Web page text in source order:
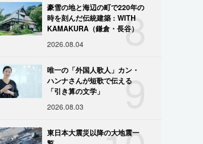
8
豪雪の地と海辺の町で220年の
時を刻んだ伝統建築 : WITH
KAMAKURA（鎌倉・長谷）
2026.08.04
9
唯一の「外国人歌人」カン・
ハンナさんが短歌で伝える
「引き算の文学」
2026.08.03
東日本大震災以降の大地震一